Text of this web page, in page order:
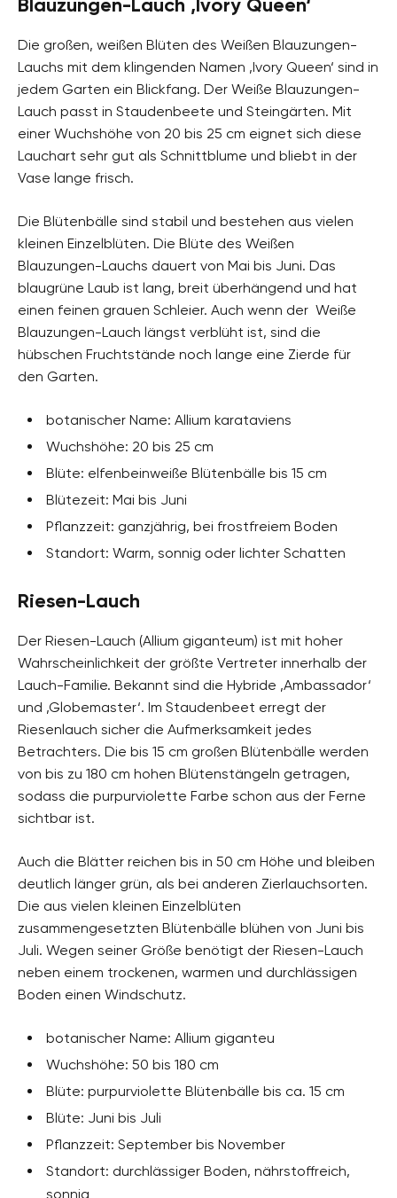
Die großen, weißen Blüten des Weißen Blauzungen-
Lauchs mit dem klingenden Namen ‚Ivory Queen‘ sind in
jedem Garten ein Blickfang. Der Weiße Blauzungen-
Lauch passt in Staudenbeete und Steingärten. Mit
einer Wuchshöhe von 20 bis 25 cm eignet sich diese
Lauchart sehr gut als Schnittblume und bliebt in der
Vase lange frisch.
Die Blütenbälle sind stabil und bestehen aus vielen
kleinen Einzelblüten. Die Blüte des Weißen
Blauzungen-Lauchs dauert von Mai bis Juni. Das
blaugrüne Laub ist lang, breit überhängend und hat
einen feinen grauen Schleier. Auch wenn der Weiße
Blauzungen-Lauch längst verblüht ist, sind die
hübschen Fruchtstände noch lange eine Zierde für
den Garten.
botanischer Name: Allium karataviens
Wuchshöhe: 20 bis 25 cm
Blüte: elfenbeinweiße Blütenbälle bis 15 cm
Blütezeit: Mai bis Juni
Pflanzzeit: ganzjährig, bei frostfreiem Boden
Standort: Warm, sonnig oder lichter Schatten
Riesen-Lauch
Der Riesen-Lauch (Allium giganteum) ist mit hoher
Wahrscheinlichkeit der größte Vertreter innerhalb der
Lauch-Familie. Bekannt sind die Hybride ‚Ambassador‘
und ‚Globemaster‘. Im Staudenbeet erregt der
Riesenlauch sicher die Aufmerksamkeit jedes
Betrachters. Die bis 15 cm großen Blütenbälle werden
von bis zu 180 cm hohen Blütenstängeln getragen,
sodass die purpurviolette Farbe schon aus der Ferne
sichtbar ist.
Auch die Blätter reichen bis in 50 cm Höhe und bleiben
deutlich länger grün, als bei anderen Zierlauchsorten.
Die aus vielen kleinen Einzelblüten
zusammengesetzten Blütenbälle blühen von Juni bis
Juli. Wegen seiner Größe benötigt der Riesen-Lauch
neben einem trockenen, warmen und durchlässigen
Boden einen Windschutz.
botanischer Name: Allium giganteu
Wuchshöhe: 50 bis 180 cm
Blüte: purpurviolette Blütenbälle bis ca. 15 cm
Blüte: Juni bis Juli
Pflanzzeit: September bis November
Standort: durchlässiger Boden, nährstoffreich,
sonnig